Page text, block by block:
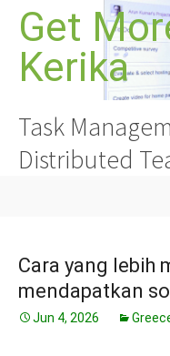
Langkau
kandungan
Get
Kerika
Task
Distributed
Cara yang lebih
mendapatkan
Jun 4, 2026